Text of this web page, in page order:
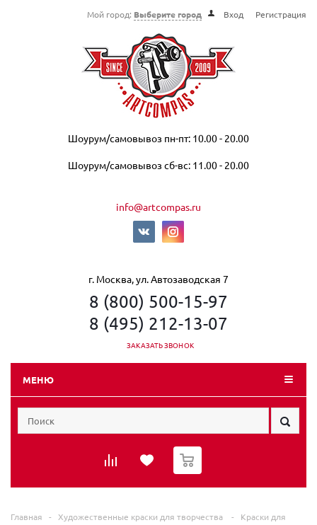
Мой город: Выберите город Вход Регистрация
Шоурум/самовывоз пн-пт: 10.00 - 20.00
Шоурум/самовывоз сб-вс: 11.00 - 20.00
info@artcompas.ru
г. Москва, ул. Автозаводская 7
8 (800) 500-15-97
8 (495) 212-13-07
ЗАКАЗАТЬ ЗВОНОК
МЕНЮ
0
Главная - Художественные краски для творчества -
Краски для